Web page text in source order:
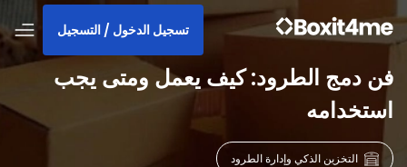
تسجيل الدخول / التسجيل
فن دمج الطرود: كيف يعمل ومتى يجب
استخدامه
التخزين الذكي وإدارة الطرود